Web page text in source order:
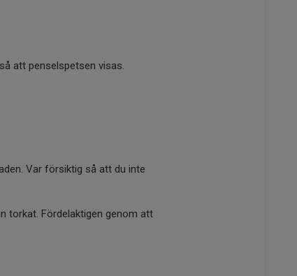
att penselspetsen visas.
Var försiktig så att du inte
torkat. Fördelaktigen genom att